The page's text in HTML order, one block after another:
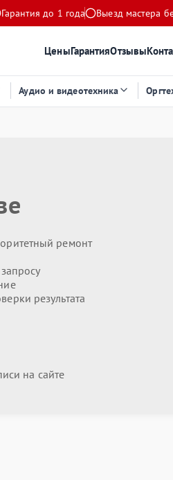
Гарантия до 1 года Выезд мастера
ЦеныГарантияОтзывы
Аудио и видеотехника
ремонт
результата
на сайте